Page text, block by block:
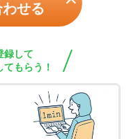
せる
録して
もらう！